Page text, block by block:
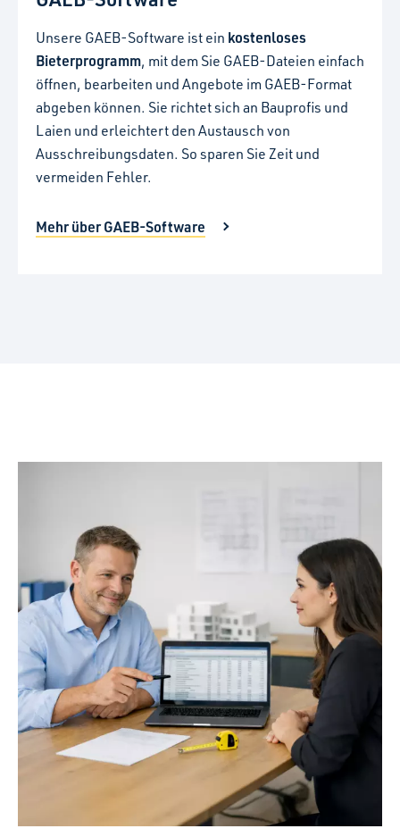
Unsere GAEB-Software ist ein kostenloses
Bieterprogramm, mit dem Sie GAEB-Dateien einfach
öffnen, bearbeiten und Angebote im GAEB-Format
abgeben können. Sie richtet sich an Bauprofis und
Laien und erleichtert den Austausch von
Ausschreibungsdaten. So sparen Sie Zeit und
vermeiden Fehler.
Mehr über GAEB-Software